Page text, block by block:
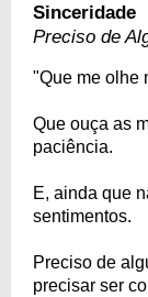
Sinceridade
Preciso de
"Que me olhe
Que ouça as
paciência.
E, ainda que
sentimentos.
Preciso de
precisar ser